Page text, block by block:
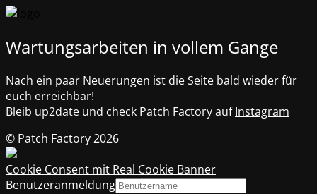
Wartungsarbeiten in vollem Gange
Nach ein paar Neuerungen ist die Seite bald wieder für
euch erreichbar!
Bleib up2date und check Patch Factory aufInstagram
© Patch Factory 2026
Cookie Consent mit Real Cookie Banner
Benutzeranmeldung